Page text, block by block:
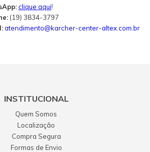
clique aqui!
(19) 3834-3797
atendimento@karcher-center-altex.com.br
INSTITUCIONAL
Quem Somos
Localização
Compra Segura
Formas de Envio